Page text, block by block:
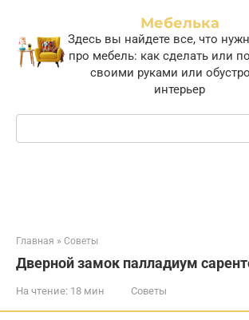
контенту
Мебелька
Здесь вы найдете все, что
про мебель: как сделать или
своими руками или
интерьер
Поиск:
Главная » Советы
Дверной замок палладиум
На чтение: 18 мин Советы